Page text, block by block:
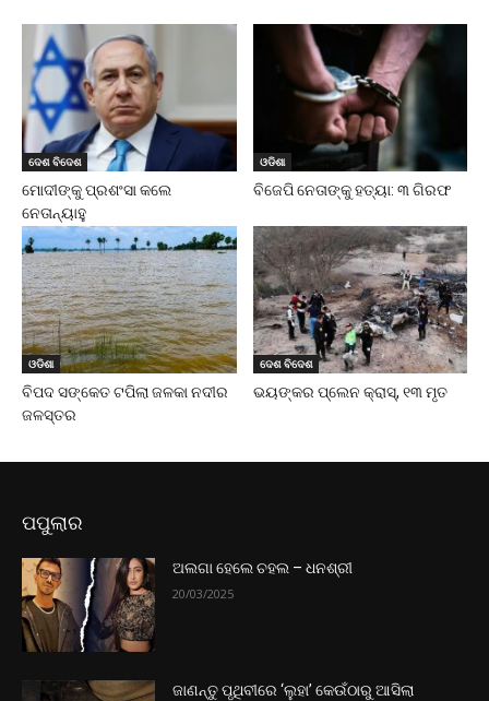
ଦେଶ ବିଦେଶ
ମୋଦୀଙ୍କୁ ପ୍ରଶଂସା କଲେ
ନେତାନ୍ୟାହୁ
ଓଡିଶା
ବିଜେପି ନେତାଙ୍କୁ ହତ୍ୟା: ୩ ଗିରଫ
ଓଡିଶା
ବିପଦ ସଙ୍କେତ ଟପିଲା ଜଳକା ନଦୀର
ଜଳସ୍ତର
ଦେଶ ବିଦେଶ
ଭୟଙ୍କର ପ୍ଲେନ କ୍ରାସ୍, ୧୩ ମୃତ
ପପୁଲାର
ଅଲଗା ହେଲେ ଚହଲ – ଧନଶ୍ରୀ
20/03/2025
ଜାଣନ୍ତୁ ପୃଥିବୀରେ ‘ଲୁହା’ କେଉଁଠାରୁ ଆସିଲା